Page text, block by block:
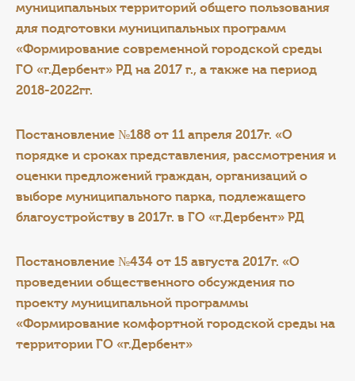
муниципальных территорий общего пользования
для подготовки муниципальных программ
«Формирование современной городской среды
ГО «г.Дербент» РД на 2017 г., а также на период
2018-2022гг.
Постановление №188 от 11 апреля 2017г. «О
порядке и сроках представления, рассмотрения и
оценки предложений граждан, организаций о
выборе муниципального парка, подлежащего
благоустройству в 2017г. в ГО «г.Дербент» РД
Постановление №434 от 15 августа 2017г. «О
проведении общественного обсуждения по
проекту муниципальной программы
«Формирование комфортной городской среды на
территории ГО «г.Дербент»